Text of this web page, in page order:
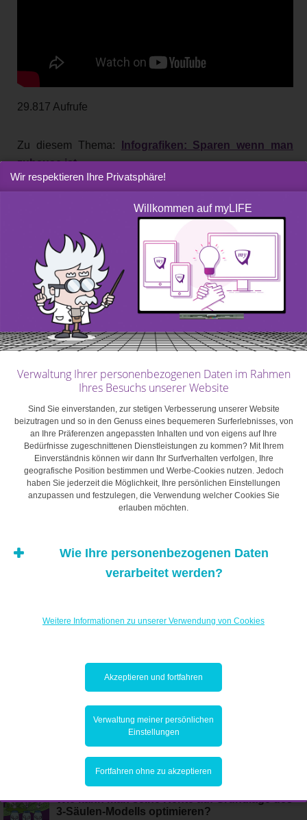
29.817 Aufrufe
Zu diesem Thema:
Infografiken: Sparen wenn man
zuhause ist
Kontakt
AUCH IN DIESEM ABSCHNITT
August 6, 2026
Juli 9, 2026
Digitales Banking verändert die
Kundenbeziehung
Juli 3, 2026
Wie kann man seine Rente auf Grundlage des
3-Säulen-Modells optimieren?
Wir respektieren Ihre Privatsphäre!
Willkommen auf myLIFE
Verwaltung Ihrer personenbezogenen Daten im Rahmen
Ihres Besuchs unserer Website
Sind Sie einverstanden, zur stetigen Verbesserung unserer Website
beizutragen und so in den Genuss eines bequemeren Surferlebnisses, von
an Ihre Präferenzen angepassten Inhalten und von eigens auf Ihre
Bedürfnisse zugeschnittenen Dienstleistungen zu kommen? Mit Ihrem
Einverständnis können wir dann Ihr Surfverhalten verfolgen, Ihre
geografische Position bestimmen und Werbe-Cookies nutzen. Jedoch
haben Sie jederzeit die Möglichkeit, Ihre persönlichen Einstellungen
anzupassen und festzulegen, die Verwendung welcher Cookies Sie
erlauben möchten.
Wie Ihre personenbezogenen Daten
verarbeitet werden?
Weitere Informationen zu unserer Verwendung von Cookies
Akzeptieren und fortfahren
Verwaltung meiner persönlichen
Einstellungen
Fortfahren ohne zu akzeptieren